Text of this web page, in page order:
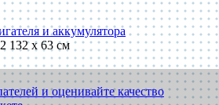
и аккумулятора
132 x 63 см